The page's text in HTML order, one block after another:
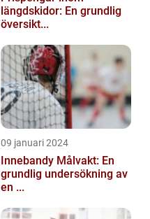
längdskidor: En grundlig
översikt...
09 januari 2024
Innebandy Målvakt: En
grundlig undersökning av
en ...